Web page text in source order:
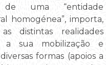
uma “entidade
homogénea”, importa,
distintas realidades
sua mobilização e
formas (apoios a